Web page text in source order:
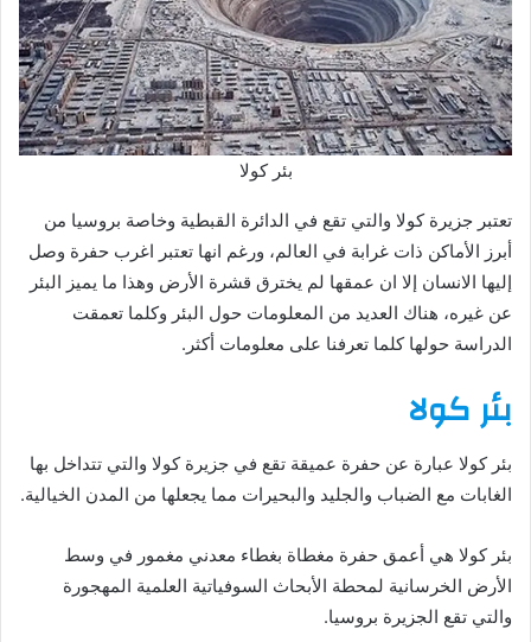
بئر كولا
تعتبر جزيرة كولا والتي تقع في الدائرة القبطية وخاصة بروسيا من
أبرز الأماكن ذات غرابة في العالم، ورغم انها تعتبر اغرب حفرة وصل
إليها الانسان إلا ان عمقها لم يخترق قشرة الأرض وهذا ما يميز البئر
عن غيره، هناك العديد من المعلومات حول البئر وكلما تعمقت
الدراسة حولها كلما تعرفنا على معلومات أكثر.
بئر كولا
بئر كولا عبارة عن حفرة عميقة تقع في جزيرة كولا والتي تتداخل بها
الغابات مع الضباب والجليد والبحيرات مما يجعلها من المدن الخيالية.
بئر كولا هي أعمق حفرة مغطاة بغطاء معدني مغمور في وسط
الأرض الخرسانية لمحطة الأبحاث السوفياتية العلمية المهجورة
والتي تقع الجزيرة بروسيا.